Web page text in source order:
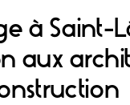
à Saint-
aux